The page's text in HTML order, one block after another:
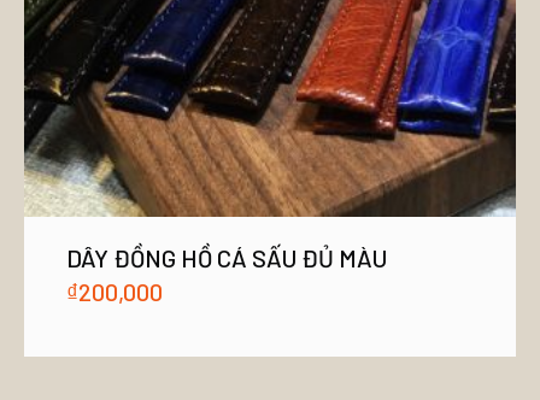
DÂY ĐỒNG HỒ CÁ SẤU ĐỦ MÀU
₫200,000